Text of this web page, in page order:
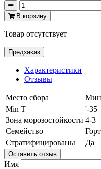
В корзину
Товар отсутствует
Предзаказ
Характеристики
Отзывы
Место сбора
Min T
'-35
Зона морозостойкости 4-3
Семейство
Стратифицированы
Да
Оставить отзыв
Имя